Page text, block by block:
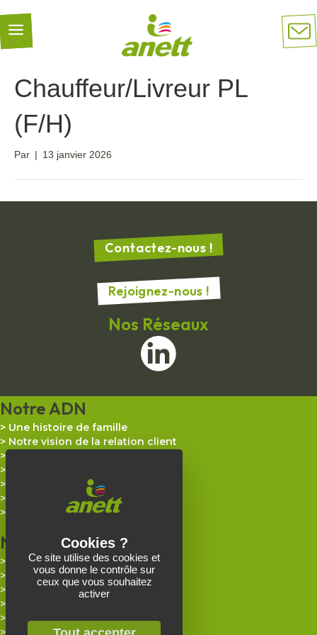
Chauffeur/Livreur PL
(F/H)
Par | 13 janvier 2026
Contactez-nous !
Rejoignez-nous !
Nos Réseaux
Notre ADN
Une histoire de famille
Notre vision de la relation client
Nos certifications
Espace presse
Nos Prestations
Industrie
Artisanat
Santé
Collectivités & Administrations
Ce site utilise des cookies et
vous donne le contrôle sur
ceux que vous souhaitez
activer